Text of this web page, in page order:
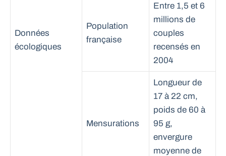
Données
écologiques
Population
française
Entre 1,5 et 6
millions de
couples
recensés en
2004
Mensurations
Longueur de
17 à 22 cm,
poids de 60 à
95 g,
envergure
moyenne de